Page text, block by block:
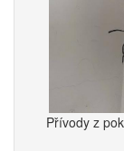
Přívody z